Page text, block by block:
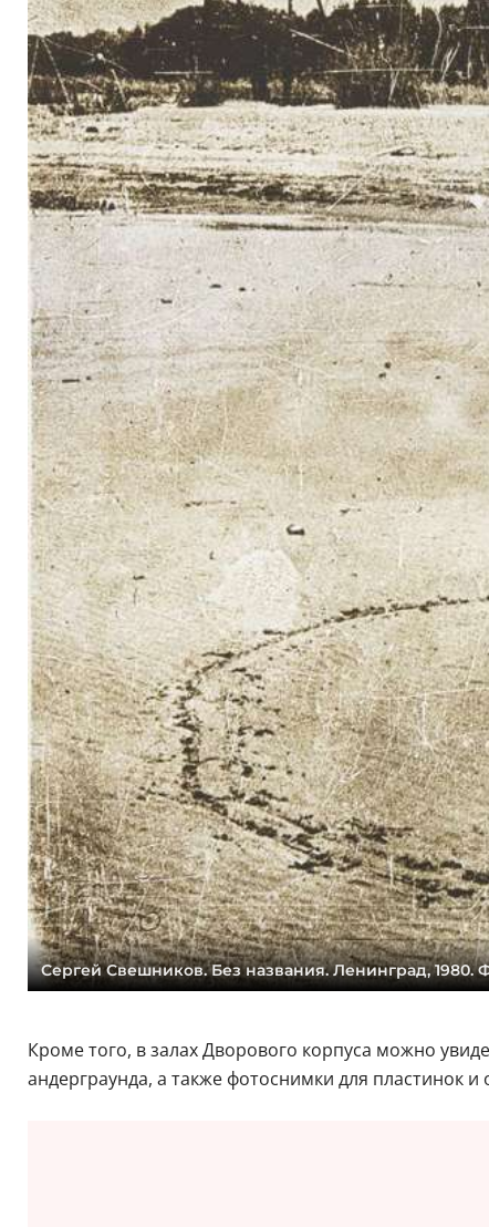
Сергей Свешников. Без названия. Ленинград, 1980.
Кроме того, в залах Дворового корпуса можно
андерграунда, а также фотоснимки для пластинок